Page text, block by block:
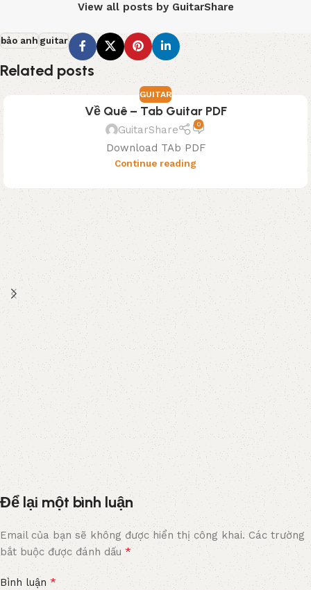
View all posts by GuitarShare
bảo anhguitar
Related posts
GUITAR
Về Quê – Tab Guitar PDF
GuitarShare 0
Download TAb PDF
Continue reading
Để lại một bình luận
Email của bạn sẽ không được hiển thị công khai. Các trường
bắt buộc được đánh dấu *
Bình luận *